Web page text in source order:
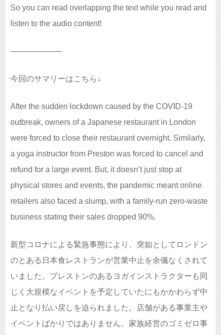
So you can read overlapping the text while you read and
listen to the audio content!
——————–
今回のサマリーはこちら↓
After the sudden lockdown caused by the COVID-19
outbreak, owners of a Japanese restaurant in London
were forced to close their restaurant overnight. Similarly,
a yoga instructor from Preston was forced to cancel and
refund for a large event. But, it doesn’t just stop at
physical stores and events, the pandemic meant online
retailers also faced a slump, with a family-run zero-waste
business stating their sales dropped 90%.
新型コロナによる緊急事態により、突如としてロンドン
のとある日本食レストランが営業中止を余儀なくされて
いました。プレストンのあるヨガインストラクターも同
じく大規模なイベントを予定していたにもかかわらず中
止となり払い戻しを迫られました。店舗がある事業主や
イベントばかりではありません。家族経営のゴミゼロ事